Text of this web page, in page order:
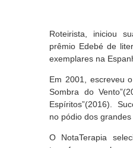
Roteirista, iniciou
prêmio Edebé de
exemplares na
Em 2001, escreveu
Sombra do
Espíritos”(2016).
no pódio dos
O NotaTerapia